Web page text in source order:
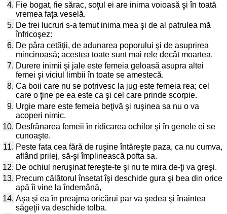
4. Fie bogat, fie sărac, soţul ei are inima voioasă şi în toată
vremea faţa veselă.
5. De trei lucruri s-a temut inima mea şi de al patrulea mă
înfricoşez:
6. De pâra cetăţii, de adunarea poporului şi de asuprirea
mincinoasă; acestea toate sunt mai rele decât moartea.
7. Durere inimii şi jale este femeia geloasă asupra altei
femei şi viciul limbii în toate se amestecă.
8. Ca boii care nu se potrivesc la jug este femeia rea; cel
care o ţine pe ea este ca şi cel care prinde scorpie.
9. Urgie mare este femeia beţivă şi ruşinea sa nu o va
acoperi nimic.
10. Desfrânarea femeii în ridicarea ochilor şi în genele ei se
cunoaşte.
11. Peste fata cea fără de ruşine întăreşte paza, ca nu cumva,
aflând prilej, să-şi împlinească pofta sa.
12. De ochiul neruşinat fereşte-te şi nu te mira de-ţi va greşi.
13. Precum călătorul însetat îşi deschide gura şi bea din orice
apă îi vine la îndemână,
14. Aşa şi ea în preajma oricărui par va şedea şi înaintea
săgeţii va deschide tolba.